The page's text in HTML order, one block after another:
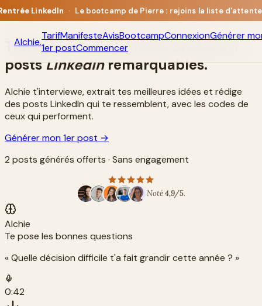
LinkedIn · Le bootcamp de Pierre : rejoins la liste d'attente
Alchie.TarifManifesteAvisBootcampConnexionGénérer
1er postCommencer
Transforme tes pensées brutes en
posts LinkedIn remarquables.
Alchie t'interviewe, extrait tes meilleures idées et rédige
des posts LinkedIn qui te ressemblent, avec les codes de
ceux qui performent.
Générer mon 1er post →
2 posts générés offerts · Sans engagement
Noté4,9/5.
Alchie
Te pose les bonnes questions
« Quelle décision difficile t'a fait grandir cette année ? »
0:42